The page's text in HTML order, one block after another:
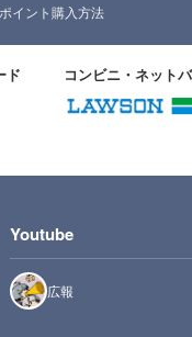
ポイント購入方法
ド コンビニ・ネット
Youtube
広報